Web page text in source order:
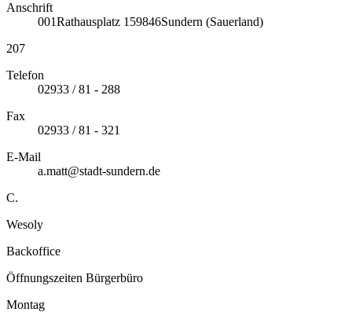
Anschrift
001Rathausplatz 1 59846Sundern (Sauerland)
207
Telefon
02933 / 81 - 288
Fax
02933 / 81 - 321
E-Mail
a.matt@stadt-sundern.de
C.
Wesoly
Backoffice
Öffnungszeiten Bürgerbüro
Montag